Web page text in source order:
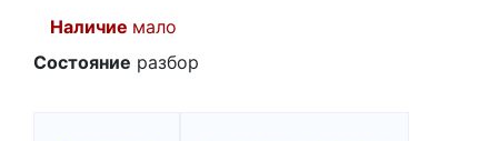
Наличие мало
Состояние разбор